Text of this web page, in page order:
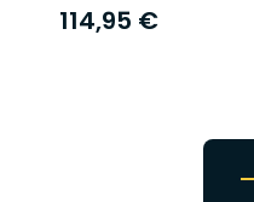
114,95 €